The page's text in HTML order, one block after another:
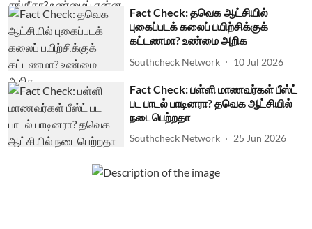
Fact Check: தவெக ஆட்சியில்
புகைப்படக் கலைப் பயிற்சிக்குக்
கட்டணமா? உண்மை அறிக
Southcheck Network 10 Jul 2026
Fact Check: பள்ளி மாணவர்கள் பீஸ்ட்
பட பாடல் பாடினரா? தவெக ஆட்சியில்
நடைபெற்றதா
Southcheck Network 25 Jun 2026